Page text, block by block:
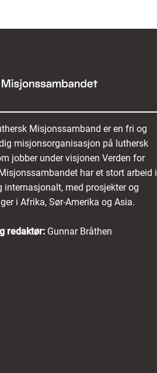
Misjonssamband er en fri og
misjonsorganisasjon på luthersk
jobber under visjonen Verden for
har et stort arbeid i
internasjonalt, med prosjekter og
i Afrika, Sør-Amerika og Asia.
redaktør: Gunnar Bråthen